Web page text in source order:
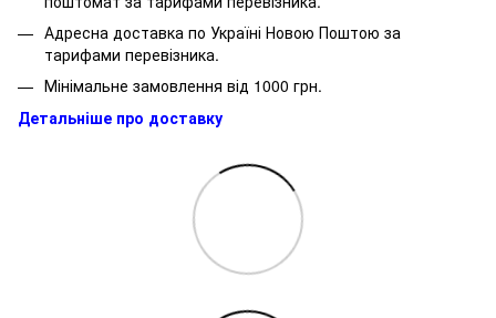
Адресна доставка по Україні Новою Поштою за
тарифами перевізника.
Мінімальне замовлення від 1000 грн.
Детальніше про доставку